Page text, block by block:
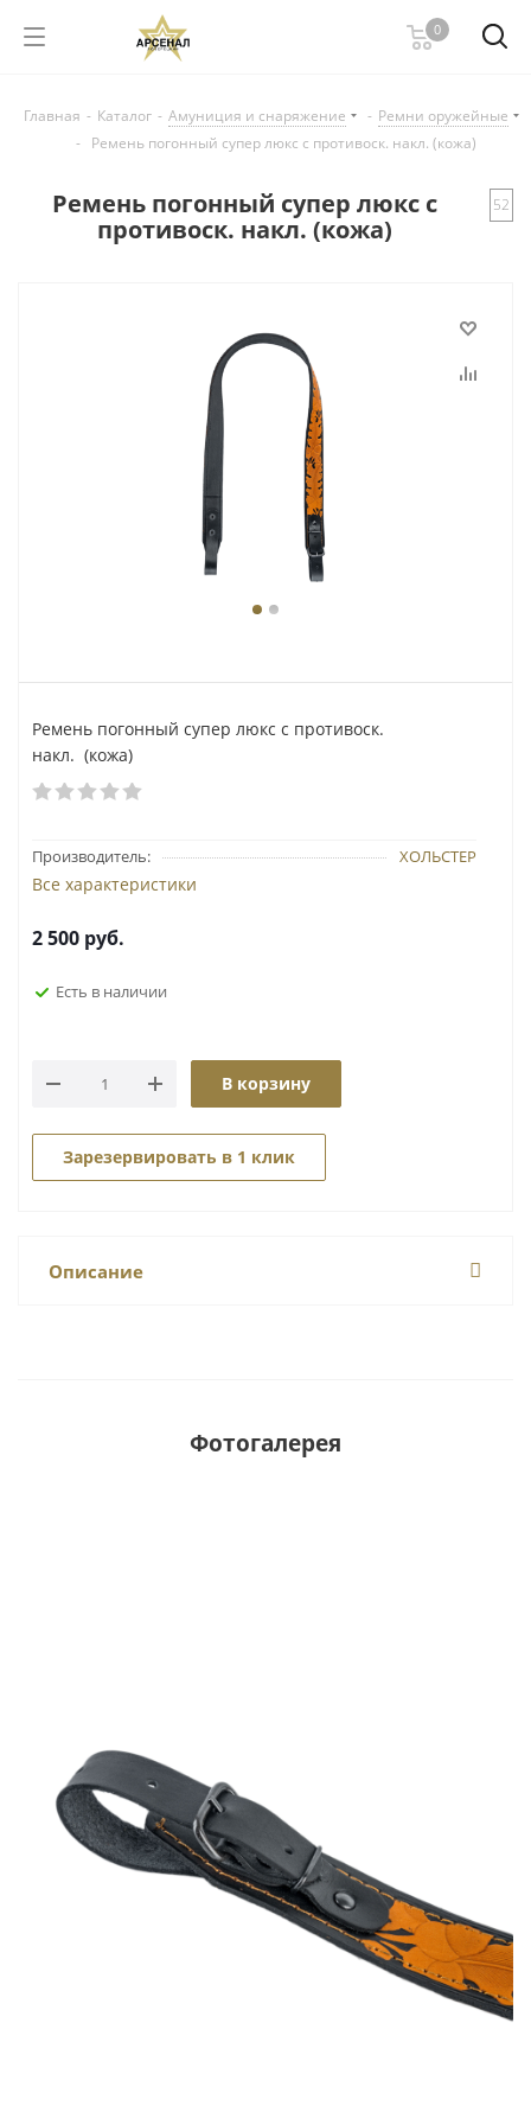
0
Главная - Каталог - Амуниция и снаряжение - Ремни оружейные
- Ремень погонный супер люкс с противоск. накл. (кожа)
Ремень погонный супер люкс с
противоск. накл. (кожа)
52
Ремень погонный супер люкс с противоск.
накл. (кожа)
Производитель: ХОЛЬСТЕР
Все характеристики
2 500 руб.
Есть в наличии
В корзину
Зарезервировать в 1 клик
Описание
Фотогалерея